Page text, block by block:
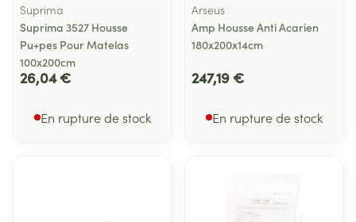
Suprima
Suprima 3527 Housse
Pu+pes Pour Matelas
100x200cm
26,04 €
En rupture de stock
Arseus
Amp Housse Anti Acarien
180x200x14cm
247,19 €
En rupture de stock